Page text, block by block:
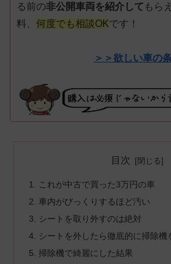
る前の非公開車両を紹介して もら
料、 何度でも相談OKです！
＞＞欲しい車の
目次
これが中古で買った3万円の車
車内がびっくりするほど汚い
シートを取り外すのは絶対
シートを外したら徹底的に掃除機
掃除機で綺麗にした結果